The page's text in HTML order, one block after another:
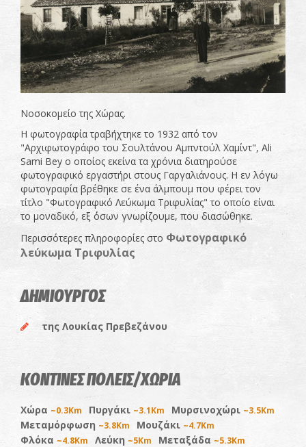
Νοσοκομείο της Χώρας.
Η φωτογραφία τραβήχτηκε το 1932 από τον
"Αρχιφωτογράφο του Σουλτάνου Αμπντούλ Χαμίντ", Ali
Sami Bey ο οποίος εκείνα τα χρόνια διατηρούσε
φωτογραφικό εργαστήρι στους Γαργαλιάνους. Η εν λόγω
φωτογραφία βρέθηκε σε ένα άλμπουμ που φέρει τον
τίτλο "Φωτογραφικό Λεύκωμα Τριφυλίας" το οποίο είναι
το μοναδικό, εξ ΄όσων γνωρίζουμε, που διασώθηκε.
Περισσότερες πληροφορίες στο Φωτογραφικό
λεύκωμα Τριφυλίας
ΔΗΜΙΟΥΡΓΟΣ
της Λουκίας Πρεβεζάνου
ΚΟΝΤΙΝΕΣ ΠΟΛΕΙΣ/ΧΩΡΙΑ
Χώρα ~0.3Km Πυργάκι ~3.1Km Μυρσινοχώρι ~3.5Km
Μεταμόρφωση ~3.8Km Μουζάκι ~4.7Km
Φλόκα ~4.8Km Λεύκη ~5Km Μεταξάδα ~5.3Km